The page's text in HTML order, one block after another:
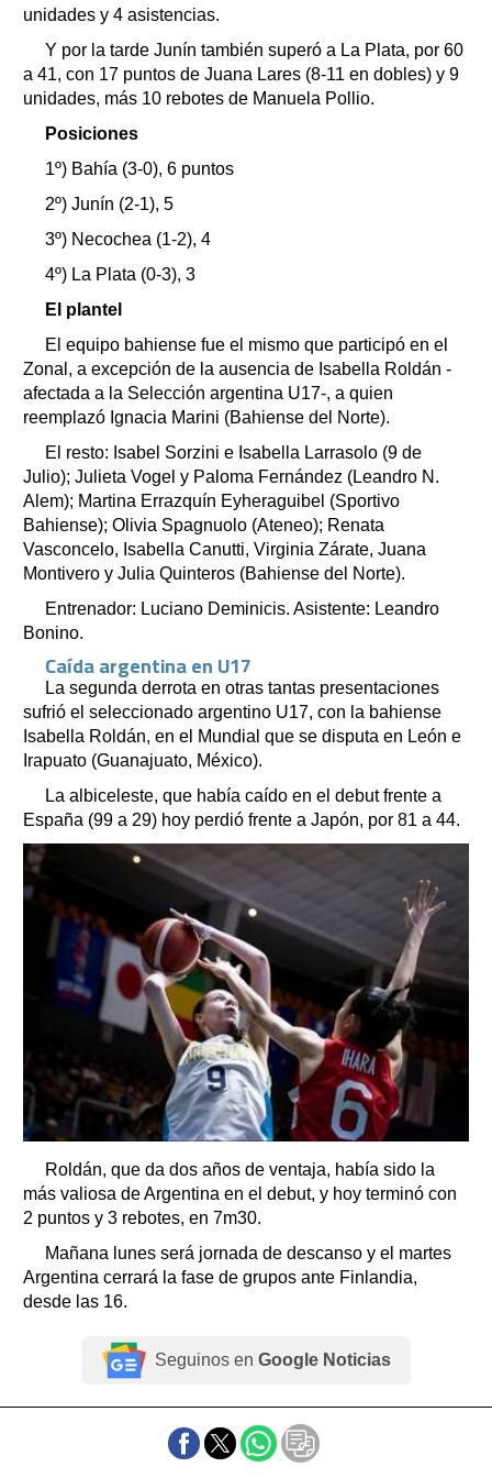
unidades y 4 asistencias.
Y por la tarde Junín también superó a La Plata, por 60
a 41, con 17 puntos de Juana Lares (8-11 en dobles) y 9
unidades, más 10 rebotes de Manuela Pollio.
Posiciones
1º) Bahía (3-0), 6 puntos
2º) Junín (2-1), 5
3º) Necochea (1-2), 4
4º) La Plata (0-3), 3
El plantel
El equipo bahiense fue el mismo que participó en el
Zonal, a excepción de la ausencia de Isabella Roldán -
afectada a la Selección argentina U17-, a quien
reemplazó Ignacia Marini (Bahiense del Norte).
El resto: Isabel Sorzini e Isabella Larrasolo (9 de
Julio); Julieta Vogel y Paloma Fernández (Leandro N.
Alem); Martina Errazquín Eyheraguibel (Sportivo
Bahiense); Olivia Spagnuolo (Ateneo); Renata
Vasconcelo, Isabella Canutti, Virginia Zárate, Juana
Montivero y Julia Quinteros (Bahiense del Norte).
Entrenador: Luciano Deminicis. Asistente: Leandro
Bonino.
Caída argentina en U17
La segunda derrota en otras tantas presentaciones
sufrió el seleccionado argentino U17, con la bahiense
Isabella Roldán, en el Mundial que se disputa en León e
Irapuato (Guanajuato, México).
La albiceleste, que había caído en el debut frente a
España (99 a 29) hoy perdió frente a Japón, por 81 a 44.
Roldán, que da dos años de ventaja, había sido la
más valiosa de Argentina en el debut, y hoy terminó con
2 puntos y 3 rebotes, en 7m30.
Mañana lunes será jornada de descanso y el martes
Argentina cerrará la fase de grupos ante Finlandia,
desde las 16.
Seguinos en Google Noticias